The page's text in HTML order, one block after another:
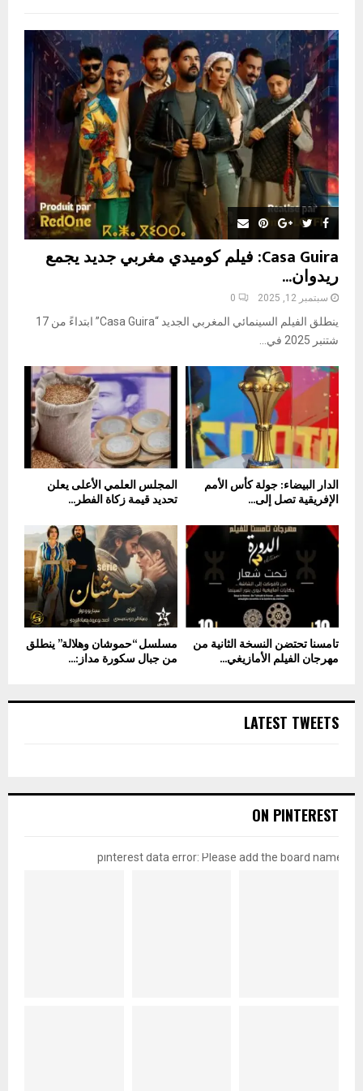
o
r
R
C
Casa Guira: فيلم كوميدي مغربي جديد يجمع
ريدوان...
سبتمبر 12, 2025 0
ينطلق الفيلم السينمائي المغربي الجديد “Casa Guira” ابتداءً من 17
شتنبر 2025 في...
المجلس العلمي الأعلى يعلن
تحديد قيمة زكاة الفطر...
الدار البيضاء: جولة كأس الأمم
الإفريقية تصل إلى...
مسلسل “حموشان وهلالة” ينطلق
من جبال سكورة مداز:...
تامسنا تحتضن النسخة الثانية من
مهرجان الفيلم الأمازيغي...
LATEST TWEETS
ON PINTEREST
pinterest data error: Please add the board name